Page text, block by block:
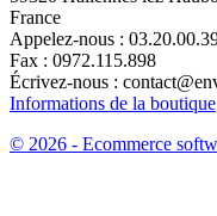
France
Appelez-nous :
Fax : 0972.115.898
Écrivez-nous :
Informations de la boutique
© 2026 - Ecommerce